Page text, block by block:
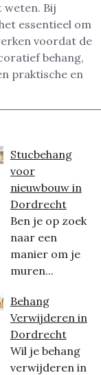
weten. Bij
essentieel om
voordat de
behang,
praktische en
Stucbehang
voor
nieuwbouw in
Dordrecht
Ben je op zoek
naar een
manier om je
muren...
Behang
Verwijderen in
Dordrecht
Wil je behang
verwijderen in